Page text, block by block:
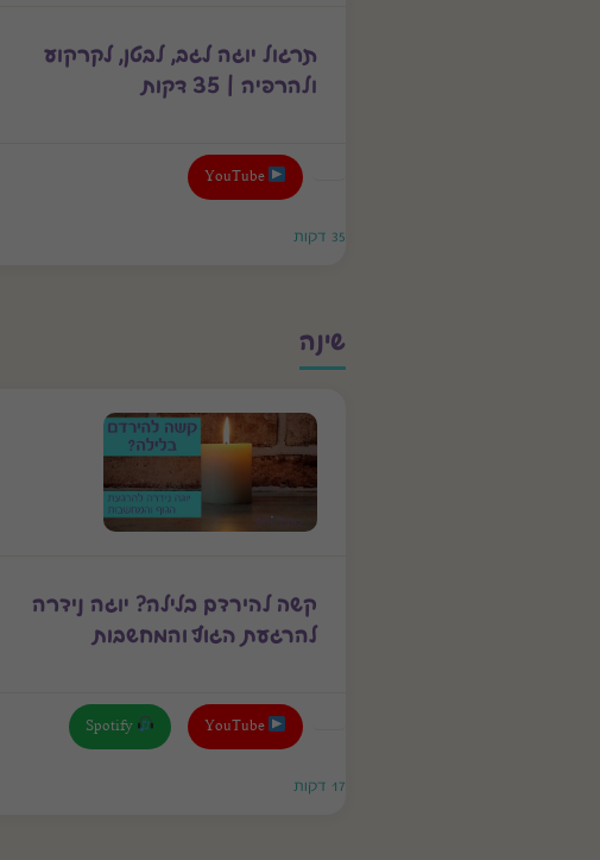
תרגול יוגה לגב, לבטן, לקרקוע
ולהרפיה | 35 דקות
YouTube
35 דקות
שינה
קשה להירדם בלילה? יוגה נידרה
להרגעת הגוף והמחשבות
YouTube
Spotify
17 דקות